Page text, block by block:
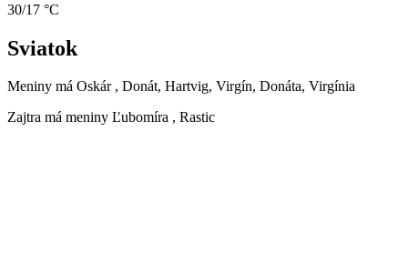
30/17 °C
Sviatok
Meniny má Oskár , Donát, Hartvig, Virgín, Donáta, Virgínia
Zajtra má meniny Ľubomíra , Rastic